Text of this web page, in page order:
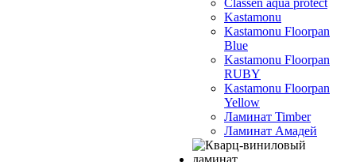
Classen aqua protect
Kastamonu
Kastamonu Floorpan
Blue
Kastamonu Floorpan
RUBY
Kastamonu Floorpan
Yellow
Ламинат Timber
Ламинат Амадей